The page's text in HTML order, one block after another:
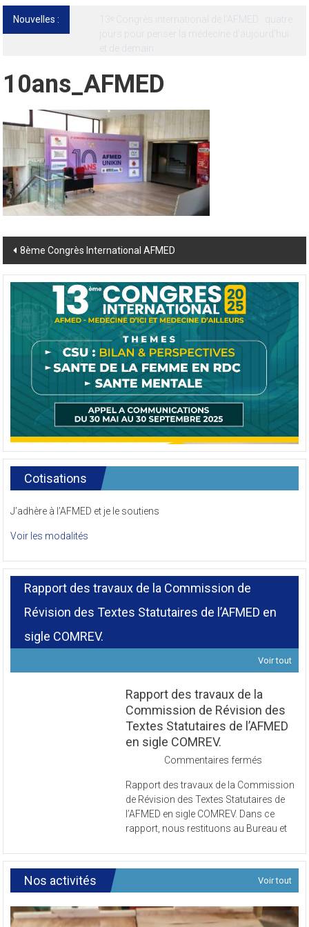
Nouvelles :
13ᵉ Congrès international de l’AFMED : quatre
jours pour penser la médecine d’aujourd’hui
et de demain
10ans_AFMED
Post
navigation
8ème Congrès International AFMED
Cotisations
J’adhère à l’AFMED et je le soutiens
Voir les modalités
Rapport des travaux de la Commission de
Révision des Textes Statutaires de l’AFMED en
sigle COMREV.
Voir tout
Rapport des travaux de la
Commission de Révision des
Textes Statutaires de l’AFMED
en sigle COMREV.
Commentaires fermés
des
travaux
de
la
de
Révision
Textes
Statutaires
Rapport des travaux de la Commission
de Révision des Textes Statutaires de
l’AFMED en sigle COMREV. Dans ce
rapport, nous restituons au Bureau et
Nos activités Voir tout